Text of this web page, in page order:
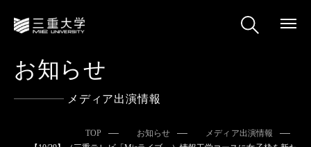
お知らせ
メディア出演情報
TOP お知らせ
メディア出演情報